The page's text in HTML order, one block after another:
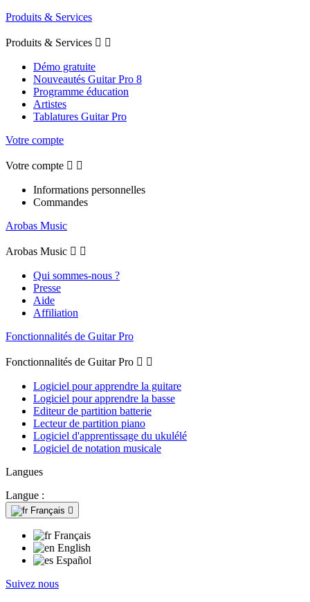
Produits & Services
Produits & Services  
Démo gratuite
Nouveautés Guitar Pro 8
Programme éducation
Artistes
Tablatures Guitar Pro
Votre compte
Votre compte  
Informations personnelles
Commandes
Arobas Music
Arobas Music  
Qui sommes-nous ?
Presse
Aide
Affiliation
Fonctionnalités de Guitar Pro
Fonctionnalités de Guitar Pro  
Logiciel pour apprendre la guitare
Logiciel pour apprendre la basse
Editeur de partition batterie
Lecteur de partition piano
Logiciel d'apprentissage du ukulélé
Logiciel de notation musicale
Langues
Langue :
Français 
Français
English
Español
Suivez nous